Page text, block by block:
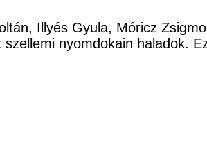
Illyés Gyula, Móricz
nyomdokain haladok.